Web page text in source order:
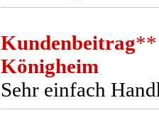
Kundenbeitrag**
Königheim
Sehr einfach